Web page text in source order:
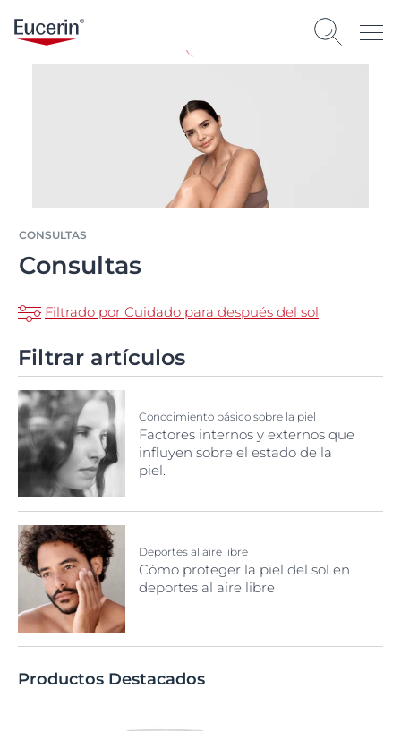
CONSULTAS
Consultas
Filtrado por Cuidado para después del sol
Filtrar artículos
Conocimiento básico sobre la piel
Factores internos y externos que
influyen sobre el estado de la
piel.
Deportes al aire libre
Cómo proteger la piel del sol en
deportes al aire libre
Productos Destacados